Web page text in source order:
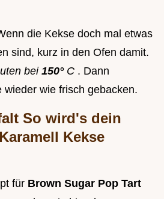
die Kekse doch mal etwas
sind, kurz in den Ofen damit.
bei150° C . Dann
wieder wie frisch gebacken.
So wird's dein
Kekse
für Brown Sugar Pop Tart